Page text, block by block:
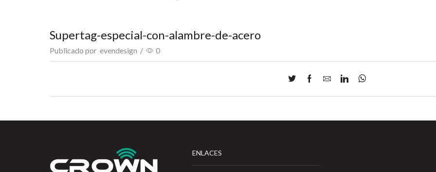
Supertag-especial-con-alambre-de-acero
Publicado por evendesign / 0
ENLACES